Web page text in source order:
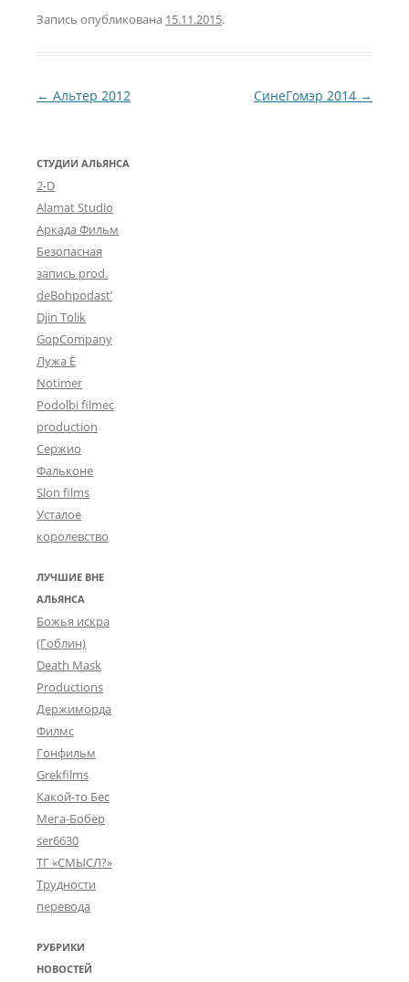
Запись опубликована 15.11.2015.
Навигация по записям
← Альтер 2012 СинеГомэр 2014 →
СТУДИИ АЛЬЯНСА
2-D
Alamat Studio
Аркада Фильм
Безопасная
запись prod.
deBohpodast’
Djin Tolik
GopCompany
Лужа Ё
Notimer
Podolbi filmec
production
Сержио
Фальконе
Slon films
Усталое
королевство
ЛУЧШИЕ ВНЕ
АЛЬЯНСА
Божья искра
(Гоблин)
Death Mask
Productions
Держиморда
Филмс
Гонфильм
Grekfilms
Какой-то Бес
Мега-Бобёр
ser6630
ТГ «СМЫСЛ?»
Трудности
перевода
РУБРИКИ
НОВОСТЕЙ